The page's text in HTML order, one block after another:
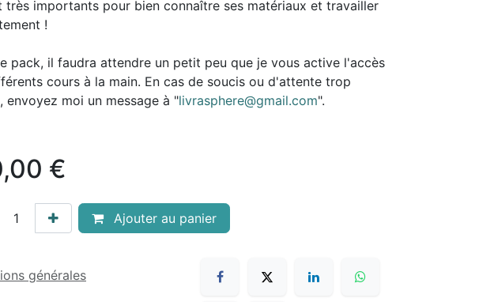
très importants pour bien connaître ses matériaux et travailler
!
pack, il faudra attendre un petit peu que je vous active l'accès
cours à la main. En cas de soucis ou d'attente trop
envoyez moi un message à "livrasphere@gmail.com".
€
Ajouter au panier
générales